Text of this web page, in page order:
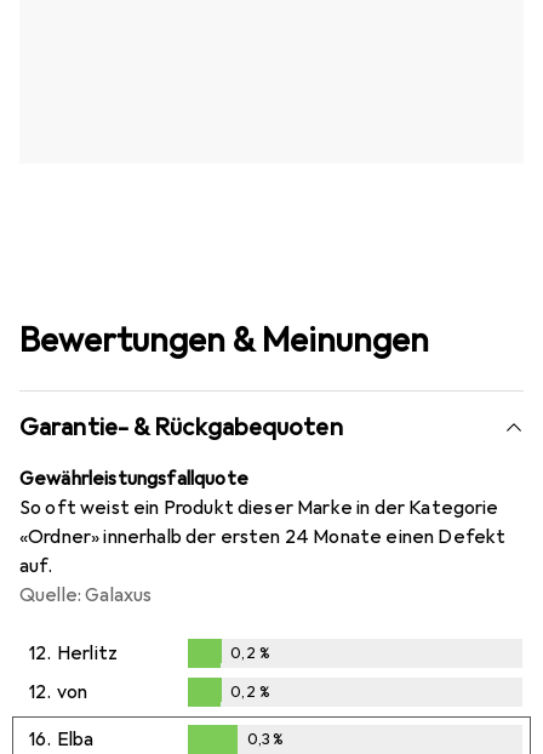
Bewertungen & Meinungen
Garantie- & Rückgabequoten
Gewährleistungsfallquote
So oft weist ein Produkt dieser Marke in der Kategorie
«Ordner» innerhalb der ersten 24 Monate einen Defekt
auf.
Quelle: Galaxus
12. Herlitz
0,2%
0,2 %
12. von
0,2%
0,2 %
16. Elba 0,3%